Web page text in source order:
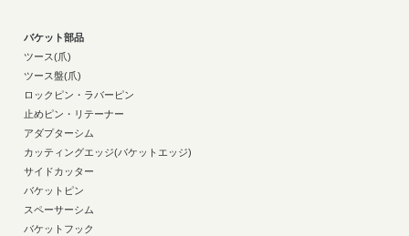
バケット部品
ツース(爪)
ツース盤(爪)
ロックピン・ラバーピン
止めピン・リテーナー
アダプターシム
カッティングエッジ(バケットエッジ)
サイドカッター
バケットピン
スペーサーシム
バケットフック